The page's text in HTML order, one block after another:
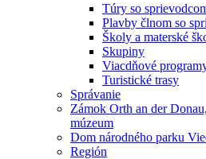
Túry so
Plavby člnom so
Školy a materské
Skupiny
Viacdňové
Turistické trasy
Správanie
Zámok Orth an der
múzeum
Dom národného parku
Región